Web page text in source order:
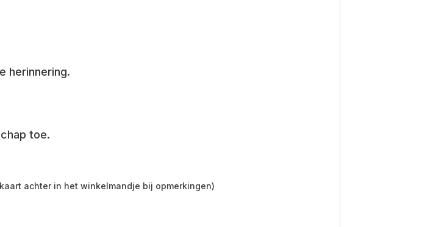
herinnering.
toe.
achter in het winkelmandje bij opmerkingen)